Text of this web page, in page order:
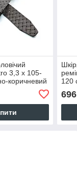
3,3 х 105-
коричневий
120
696